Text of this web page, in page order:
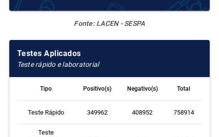
Fonte: LACEN - SESPA
Testes Aplicados
Teste rápido e laboratorial
Tipo Positivo(s) Negativo(s) Total
Teste Rápido 349962 408952 758914
Teste